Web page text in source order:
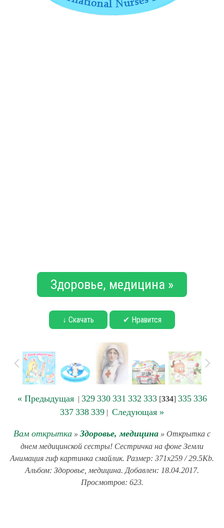
Здоровье, медицина »
↓ Скачать ✔ Нравится
« Предыдущая| 329 330 331 332 333[334] 335 336
337 338 339 | Следующая »
Вам открытка » Здоровье, медицина » Открытка с
днем медицинской сестры! Сестричка на фоне Земли
Анимация гиф картинка смайлик. Размер: 371x259 / 29.5Kb.
Альбом: Здоровье, медицина. Добавлен: 18.04.2017.
Просмотров: 623.